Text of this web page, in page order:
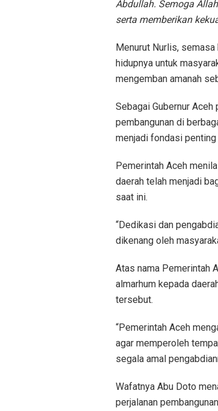
Abdullah. Semoga
serta memberikan
Menurut Nurlis,
hidupnya untuk
mengemban amanah
Sebagai Gubernur
pembangunan di
menjadi fondasi
Pemerintah Aceh
daerah telah menjadi
saat ini.
“Dedikasi dan
dikenang oleh
Atas nama Pemerintah
almarhum kepada
tersebut.
“Pemerintah Aceh
agar memperoleh
segala amal
Wafatnya Abu Doto
perjalanan